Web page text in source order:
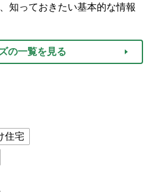
知っておきたい基本的な情報
の一覧を見る
住宅